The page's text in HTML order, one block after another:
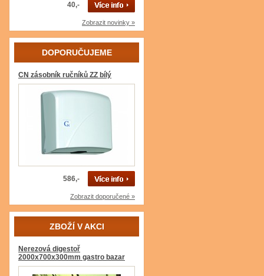
40,-
Zobrazit novinky »
DOPORUČUJEME
CN zásobník ručníků ZZ bílý
586,-
Zobrazit doporučené »
ZBOŽÍ V AKCI
Nerezová digestoř
2000x700x300mm gastro bazar